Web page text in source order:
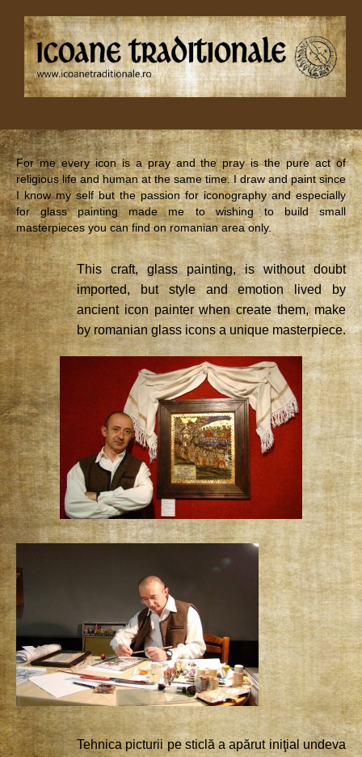
For me every icon is a pray and the pray is the pure act of
religious life and human at the same time. I draw and paint since
I know my self but the passion for iconography and especially
for glass painting made me to wishing to build small
masterpieces you can find on romanian area only.
This craft, glass painting, is without doubt
imported, but style and emotion lived by
ancient icon painter when create them, make
by romanian glass icons a unique masterpiece.
Tehnica picturii pe sticlă a apărut iniţial undeva